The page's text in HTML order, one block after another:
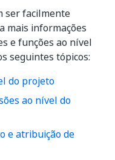
ser facilmente
mais informações
e funções ao nível
seguintes tópicos:
do projeto
ao nível do
e atribuição de